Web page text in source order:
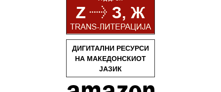
ДИГИТАЛНИ РЕСУРСИ
НА МАКЕДОНСКИОТ
ЈАЗИК